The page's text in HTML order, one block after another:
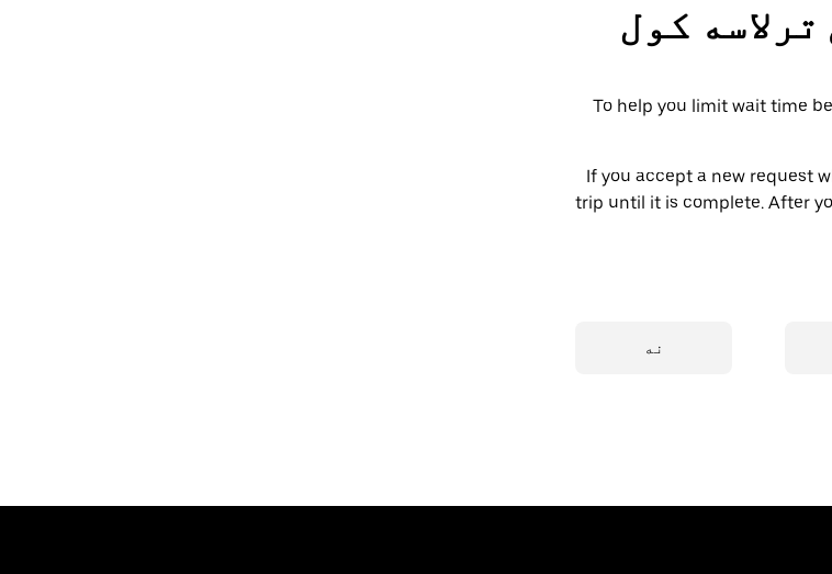
کول
To help you limit wait time
If you accept a new request
trip until it is complete. After
نه